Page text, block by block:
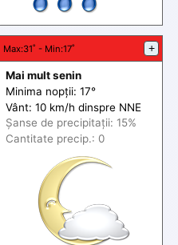
Max:31˚ - Min:17˚ +
Mai mult senin
Minima nopții: 17°
Vânt: 10 km/h dinspre NNE
Șanse de precipitații: 15%
Cantitate precip.: 0